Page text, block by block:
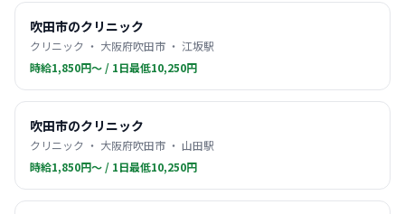
吹田市のクリニック
クリニック ・ 大阪府吹田市 ・ 江坂駅
時給1,850円〜 / 1日最低10,250円
吹田市のクリニック
クリニック ・ 大阪府吹田市 ・ 山田駅
時給1,850円〜 / 1日最低10,250円